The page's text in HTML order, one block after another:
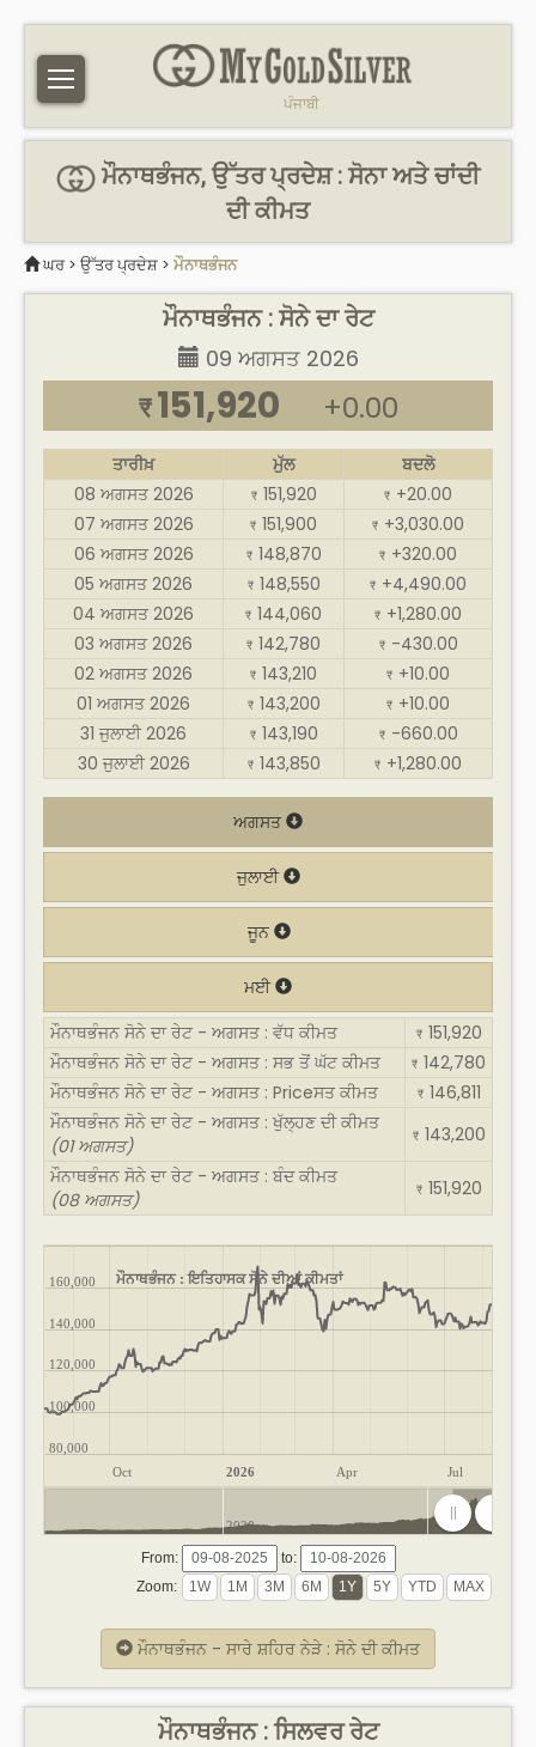
ਪੰਜਾਬੀ
ਮੌਨਾਥਭੰਜਨ, ਉੱਤਰ ਪ੍ਰਦੇਸ਼ : ਸੋਨਾ ਅਤੇ ਚਾਂਦੀ
ਦੀ ਕੀਮਤ
ਘਰ > ਉੱਤਰ ਪ੍ਰਦੇਸ਼ > ਮੌਨਾਥਭੰਜਨ
ਮੌਨਾਥਭੰਜਨ : ਸੋਨੇ ਦਾ ਰੇਟ
09 ਅਗਸਤ 2026
₹ 151,920 +0.00
ਤਾਰੀਖ਼ ਮੁੱਲ
ਬਦਲੋ
08 ਅਗਸਤ 2026
₹ 151,920 ₹ +20.00
07 ਅਗਸਤ 2026
₹ 151,900 ₹ +3,030.00
06 ਅਗਸਤ 2026
₹ 148,870 ₹ +320.00
05 ਅਗਸਤ 2026
₹ 148,550 ₹ +4,490.00
04 ਅਗਸਤ 2026
₹ 144,060 ₹ +1,280.00
03 ਅਗਸਤ 2026
₹ 142,780 ₹ -430.00
02 ਅਗਸਤ 2026
₹ 143,210 ₹ +10.00
01 ਅਗਸਤ 2026
₹ 143,200 ₹ +10.00
31 ਜੁਲਾਈ 2026
₹ 143,190 ₹ -660.00
30 ਜੁਲਾਈ 2026
₹ 143,850 ₹ +1,280.00
ਅਗਸਤ
ਜੁਲਾਈ
ਜੂਨ
ਮਈ
ਮੌਨਾਥਭੰਜਨ ਸੋਨੇ ਦਾ ਰੇਟ - ਅਗਸਤ : ਵੱਧ ਕੀਮਤ
₹ 151,920
ਮੌਨਾਥਭੰਜਨ ਸੋਨੇ ਦਾ ਰੇਟ - ਅਗਸਤ : ਸਭ ਤੋਂ ਘੱਟ ਕੀਮਤ
₹ 142,780
ਮੌਨਾਥਭੰਜਨ ਸੋਨੇ ਦਾ ਰੇਟ - ਅਗਸਤ : Priceਸਤ ਕੀਮਤ
₹ 146,811
ਮੌਨਾਥਭੰਜਨ ਸੋਨੇ ਦਾ ਰੇਟ - ਅਗਸਤ : ਖੁੱਲ੍ਹਣ ਦੀ ਕੀਮਤ
(01 ਅਗਸਤ)
₹ 143,200
ਮੌਨਾਥਭੰਜਨ ਸੋਨੇ ਦਾ ਰੇਟ - ਅਗਸਤ : ਬੰਦ ਕੀਮਤ
(08 ਅਗਸਤ)
₹ 151,920
ਮੌਨਾਥਭੰਜਨ : ਇਤਿਹਾਸਕ ਸੋਨੇ ਦੀਆਂ ਕੀਮਤਾਂ
Oct 2026 Apr Jul
80,000
100,000
120,000
140,000
160,000
2020 2025
From:
to:
Zoom:
ਮੌਨਾਥਭੰਜਨ - ਸਾਰੇ ਸ਼ਹਿਰ ਨੇੜੇ : ਸੋਨੇ ਦੀ ਕੀਮਤ
ਮੌਨਾਥਭੰਜਨ : ਸਿਲਵਰ ਰੇਟ